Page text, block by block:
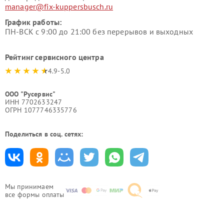
Мы принимаем
все формы оплаты
manager@fix-kuppersbusch.ru
График работы:
ПН-ВСК с 9:00 до 21:00 без перерывов и выходных
Рейтинг сервисного центра
4.9-5.0
ООО "Русервис"
ИНН 7702633247
ОГРН 1077746335776
Поделиться в соц. сетях: